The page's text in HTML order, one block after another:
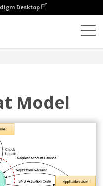
Desktop
Model